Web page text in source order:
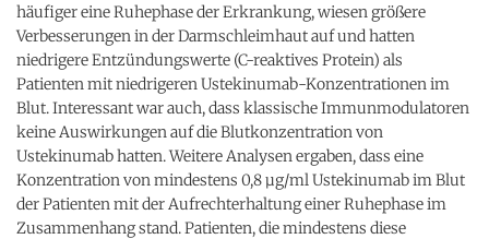
häufiger eine Ruhephase der Erkrankung, wiesen größere
Verbesserungen in der Darmschleimhaut auf und hatten
niedrigere Entzündungswerte (C-reaktives Protein) als
Patienten mit niedrigeren Ustekinumab-Konzentrationen im
Blut. Interessant war auch, dass klassische Immunmodulatoren
keine Auswirkungen auf die Blutkonzentration von
Ustekinumab hatten. Weitere Analysen ergaben, dass eine
Konzentration von mindestens 0,8 µg/ml Ustekinumab im Blut
der Patienten mit der Aufrechterhaltung einer Ruhephase im
Zusammenhang stand. Patienten, die mindestens diese